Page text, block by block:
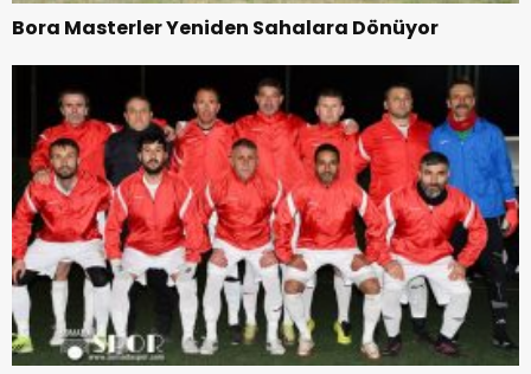
Bora Masterler Yeniden Sahalara Dönüyor